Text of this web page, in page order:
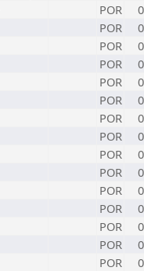
POR
0
POR
0
POR
0
POR
0
POR
0
POR
0
POR
0
POR
0
POR
0
POR
0
POR
0
POR
0
POR
0
POR
0
POR
0